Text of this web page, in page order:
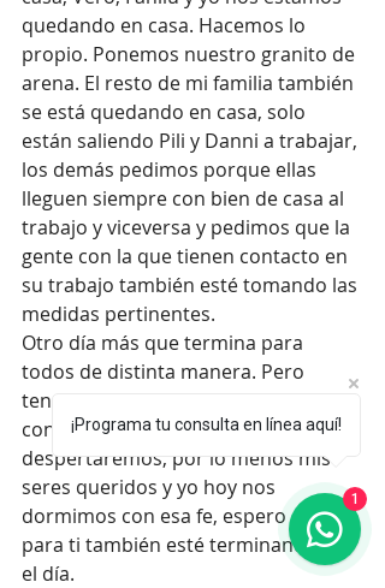
quedando en casa. Hacemos lo
propio. Ponemos nuestro granito de
arena. El resto de mi familia también
se está quedando en casa, solo
están saliendo Pili y Danni a trabajar,
los demás pedimos porque ellas
lleguen siempre con bien de casa al
trabajo y viceversa y pedimos que la
gente con la que tienen contacto en
su trabajo también esté tomando las
medidas pertinentes.
Otro día más que termina para
todos de distinta manera. Pero
tenemos la fortuna de terminarlo
con la esperanza de que mañana
despertaremos, por lo menos mis
seres queridos y yo hoy nos
dormimos con esa fe, espero que
para ti también esté terminando así
el día.
¡Programa tu consulta en línea aquí!
1